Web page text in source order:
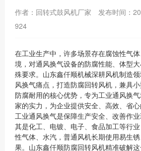
作者：回转式鼓风机厂家 发布时间：
924
在工业生产中，许多场景存在腐蚀性气
境，对通风换气设备的防腐性能、体型
殊要求。山东鑫仟顺机械深耕风机制造
风换气痛点，打造防腐回转风机，兼具小
防腐耐用的核心优势，专为工业通风换
家的实力，为企业提供安全、高效、省心
工业通风换气是保障生产安全、改善作
其是化工、电镀、电子、食品加工等行
性气体、水汽，普通风机长期使用易生
果。山东鑫仟顺防腐回转风机精准破解